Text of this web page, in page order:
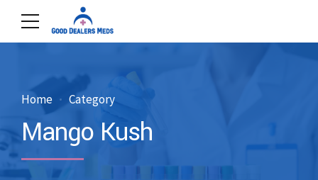
Home Category
Mango Kush